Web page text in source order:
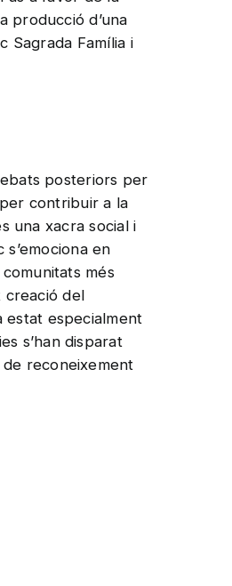
producció d’una
Sagrada Família i
posteriors per
contribuir a la
una xacra social i
en
més
creació del
estat especialment
s’han disparat
de reconeixement